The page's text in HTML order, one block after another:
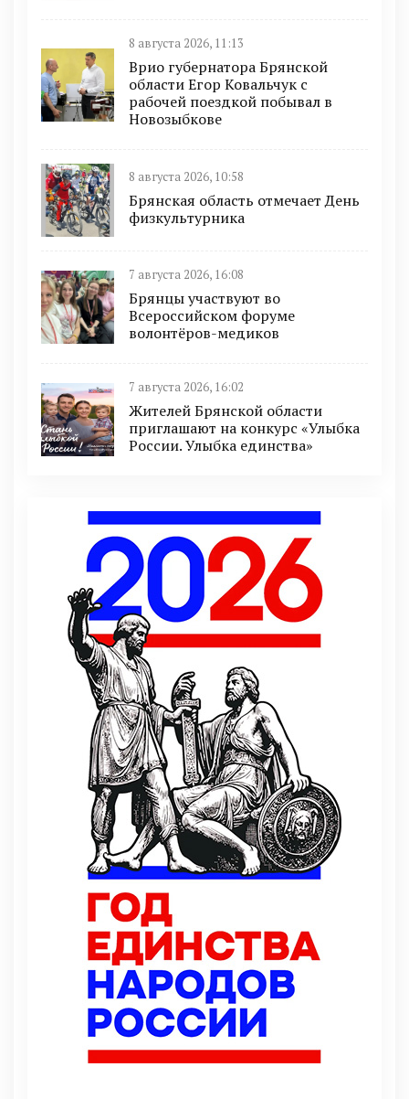
8 августа 2026, 11:13
Врио губернатора Брянской
области Егор Ковальчук с
рабочей поездкой побывал в
Новозыбкове
8 августа 2026, 10:58
Брянская область отмечает День
физкультурника
7 августа 2026, 16:08
Брянцы участвуют во
Всероссийском форуме
волонтёров-медиков
7 августа 2026, 16:02
Жителей Брянской области
приглашают на конкурс «Улыбка
России. Улыбка единства»